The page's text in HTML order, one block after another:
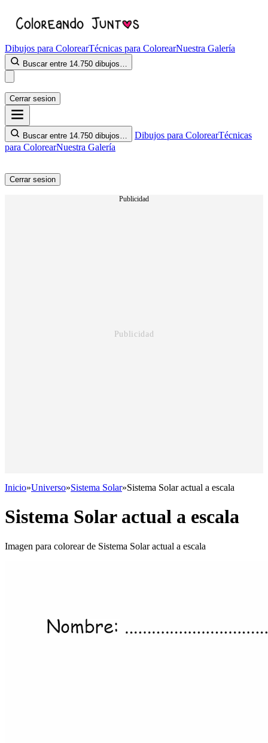
Dibujos para ColorearTécnicas para ColorearNuestra Galería
Buscar entre 14.750 dibujos…
Cerrar sesion
Buscar entre 14.750 dibujos… Dibujos para ColorearTécnicas
para ColorearNuestra Galería
Cerrar sesion
Publicidad
Inicio»Universo»Sistema Solar»Sistema Solar actual a escala
Sistema Solar actual a escala
Imagen para colorear de Sistema Solar actual a escala